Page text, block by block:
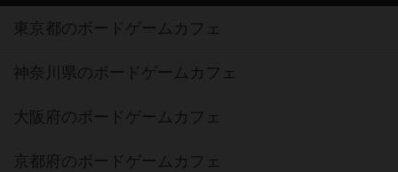
東京都のボードゲームカフェ
神奈川県のボードゲームカフェ
大阪府のボードゲームカフェ
京都府のボードゲームカフェ